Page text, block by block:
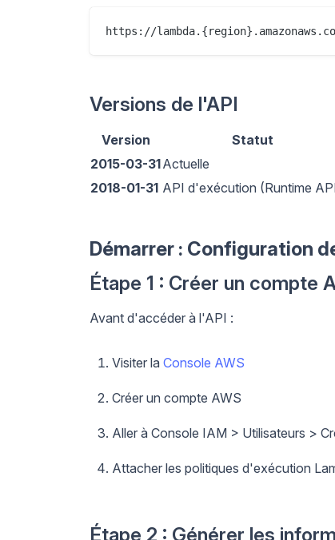
Versions de l'API
Version Statut
2015-03-31Actuelle
2018-01-31 API d'exécution (Runtime
Démarrer : Configuration
Étape 1 : Créer un compte
Avant d'accéder à l'API :
Visiter la Console AWS
Créer un compte AWS
Aller à Console IAM > Utilisateurs >
Attacher les politiques d'exécution
Étape 2 : Générer les